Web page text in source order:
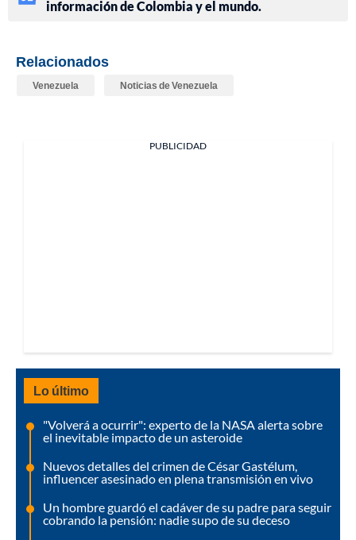
información de Colombia y el mundo.
Relacionados
Venezuela Noticias de Venezuela
PUBLICIDAD
Lo último
"Volverá a ocurrir": experto de la NASA alerta sobre
el inevitable impacto de un asteroide
Nuevos detalles del crimen de César Gastélum,
influencer asesinado en plena transmisión en vivo
Un hombre guardó el cadáver de su padre para seguir
cobrando la pensión: nadie supo de su deceso